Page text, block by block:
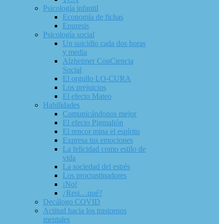
Psicología infantil
Economía de fichas
Enuresis
Psicología social
Un suicidio cada dos horas
y media
Alzheimer ConCiencia
Social
El orgullo LO-CURA
Los prejuicios
El efecto Mateo
Habilidades
Comunicándonos mejor
El efecto Pigmalión
El rencor mina el espíritu
Expresa tus emociones
La felicidad como estilo de
vida
La sociedad del estrés
Los procrastinadores
¡No!
¿Resi…qué?
Decálogo COVID
Actitud hacia los trastornos
mentales